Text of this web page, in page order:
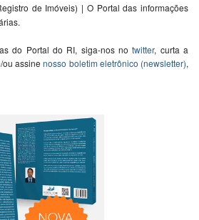
de Imóveis) | O Portal das informações
do Portal do RI, siga-nos notwitter, curta a
assinenosso boletim eletrônico (newsletter),